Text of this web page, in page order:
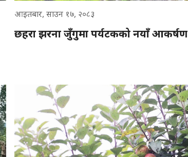
आइतबार, साउन १७, २०८३
छहरा झरना जुँगुमा पर्यटकको नयाँ आकर्षण